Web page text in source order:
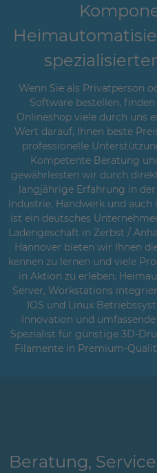
Wenn Sie als Privatperson
Software bestellen,
Onlineshop viele durch uns
Wert darauf, Ihnen beste
professionelle
Kompetente Beratung
gewährleisten wir durch
langjährige Erfahrung in
Industrie, Handwerk und
ist ein deutsches
Ladengeschäft in Zerbst /
Hannover bieten wir Ihnen
kennen zu lernen und viele
in Aktion zu erleben.
Server, Workstations
IOS und Linux
Innovation und
Spezialist für günstige 3D-
Filamente in Premium-
Beratung,